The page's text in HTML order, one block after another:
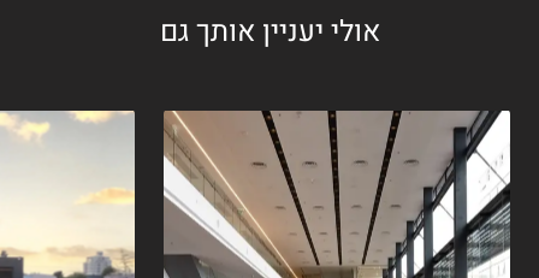
אולי יעניין אותך גם